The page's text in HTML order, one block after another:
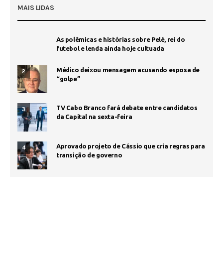
MAIS LIDAS
As polêmicas e histórias sobre Pelé, rei do
futebol e lenda ainda hoje cultuada
2
Médico deixou mensagem acusando esposa de
“golpe”
3
TV Cabo Branco fará debate entre candidatos
da Capital na sexta-feira
4
Aprovado projeto de Cássio que cria regras para
transição de governo